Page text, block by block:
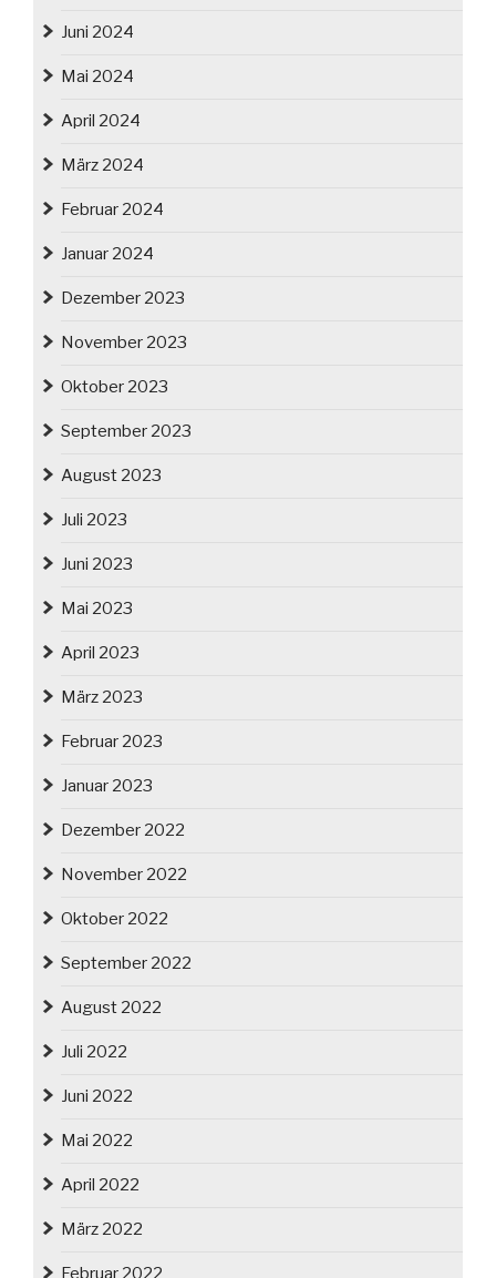
Juni 2024
Mai 2024
April 2024
März 2024
Februar 2024
Januar 2024
Dezember 2023
November 2023
Oktober 2023
September 2023
August 2023
Juli 2023
Juni 2023
Mai 2023
April 2023
März 2023
Februar 2023
Januar 2023
Dezember 2022
November 2022
Oktober 2022
September 2022
August 2022
Juli 2022
Juni 2022
Mai 2022
April 2022
März 2022
Februar 2022